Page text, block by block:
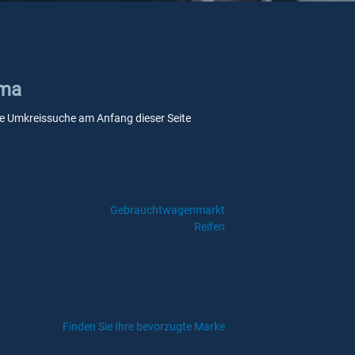
Umkreissuche am Anfang dieser Seite
Gebrauchtwagenmarkt
Reifen
Finden Sie Ihre bevorzugte Marke